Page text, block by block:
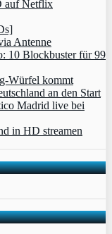
auf Netflix
Antenne
10 Blockbuster für 99
Würfel kommt
an den Start
Madrid live bei
in HD streamen